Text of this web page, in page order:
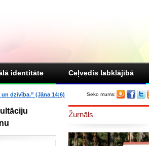
identitāte Ceļvedis labklājībā
Seko mums:
dzīvība.” (Jāņa 14:6)
Žurnāls